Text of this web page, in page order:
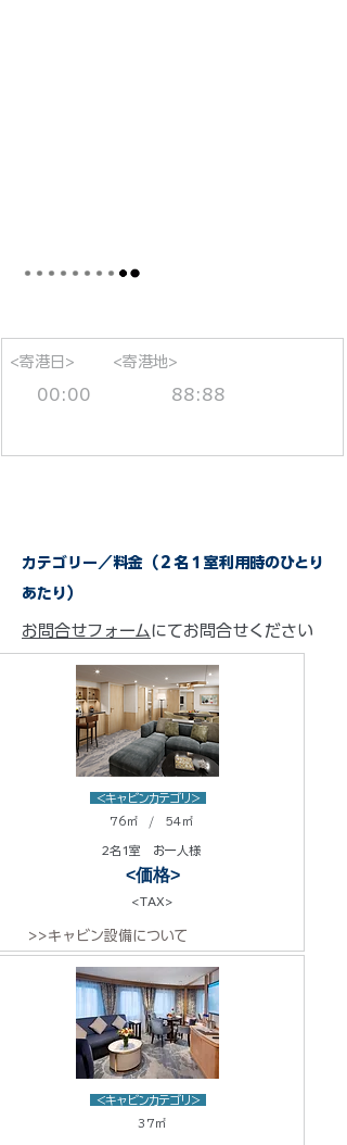
<寄港日>
00:00
<寄港地>
88:88
カテゴリー／料金（２名１室利用時のひとり
あたり）
お問合せフォームにてお問合せください
<キャビンカテゴリ>
76㎡ / 54㎡
2名1室 お一人様
<価格>
<TAX>
>>キャビン設備について
<キャビンカテゴリ>
37㎡